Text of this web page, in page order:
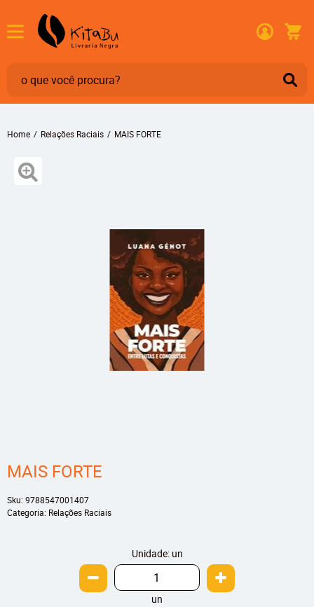
Home Relações Raciais MAIS FORTE
MAIS FORTE
Sku: 9788547001407
Categoria: Relações Raciais
Unidade: un
un